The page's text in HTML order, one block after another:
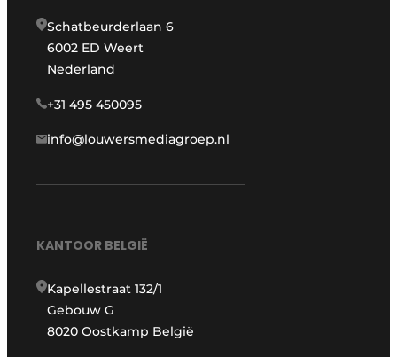
Schatbeurderlaan 6
6002 ED Weert
Nederland
+31 495 450095
info@louwersmediagroep.nl
KANTOOR BELGIË
Kapellestraat 132/1
Gebouw G
8020 Oostkamp België